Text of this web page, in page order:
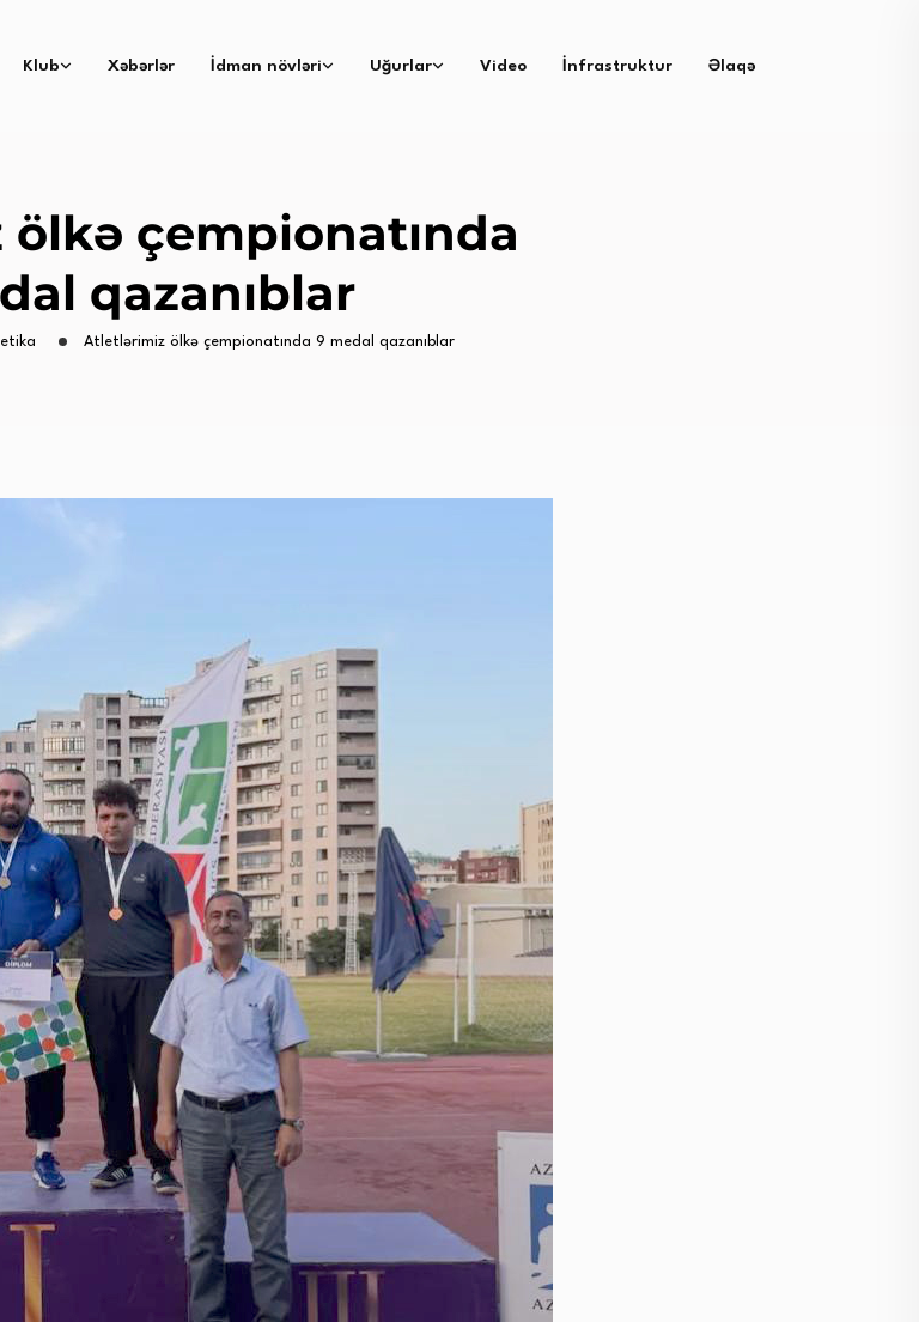
Klub Xəbərlər İdman növləri Uğurlar Video İnfrastruktur Əlaqə
çempionatında
qazanıblar
Atletlərimiz ölkə çempionatında 9 medal qazanıblar